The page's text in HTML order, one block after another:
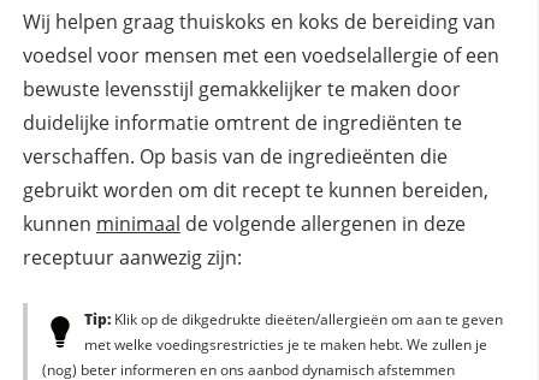
Wij helpen graag thuiskoks en koks de bereiding van
voedsel voor mensen met een voedselallergie of een
bewuste levensstijl gemakkelijker te maken door
duidelijke informatie omtrent de ingrediënten te
verschaffen. Op basis van de ingredieënten die
gebruikt worden om dit recept te kunnen bereiden,
kunnen minimaal de volgende allergenen in deze
receptuur aanwezig zijn:
Tip:Klik op de dikgedrukte dieëten/allergieën om aan te geven
met welke voedingsrestricties je te maken hebt. We zullen je
(nog) beter informeren en ons aanbod dynamisch afstemmen